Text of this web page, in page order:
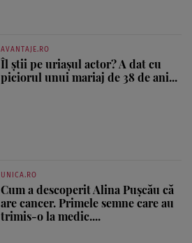
AVANTAJE.RO
Îl știi pe uriașul actor? A dat cu
piciorul unui mariaj de 38 de ani...
UNICA.RO
Cum a descoperit Alina Pușcău că
are cancer. Primele semne care au
trimis-o la medic....